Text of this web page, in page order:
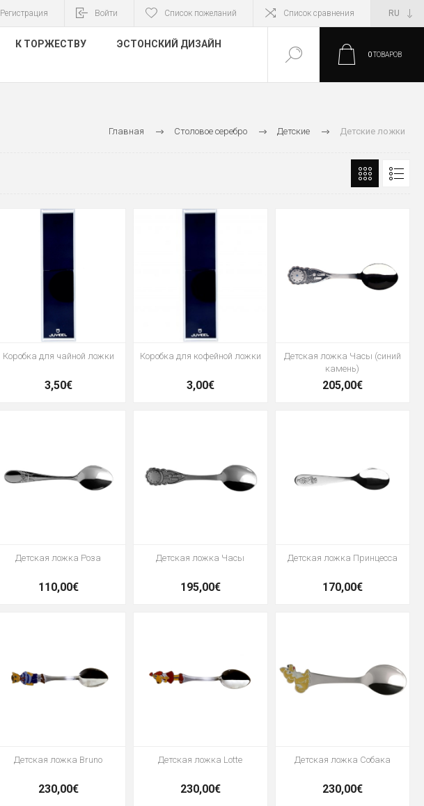
Регистрация Войти Список пожеланий Список сравнения
К ТОРЖЕСТВУ
ЭСТОНСКИЙ ДИЗАЙН
0ТОВАРОВ
Главная Столовое серебро Детские Детские ложки
Коробка для чайной ложки
3,50€
Коробка для кофейной ложки
3,00€
Детская ложка Часы (синий
камень)
205,00€
Детская ложка Роза
110,00€
Детская ложка Часы
195,00€
Детская ложка Принцесса
170,00€
Детская ложка Bruno
230,00€
Детская ложка Lotte
230,00€
Детская ложка Собака
230,00€